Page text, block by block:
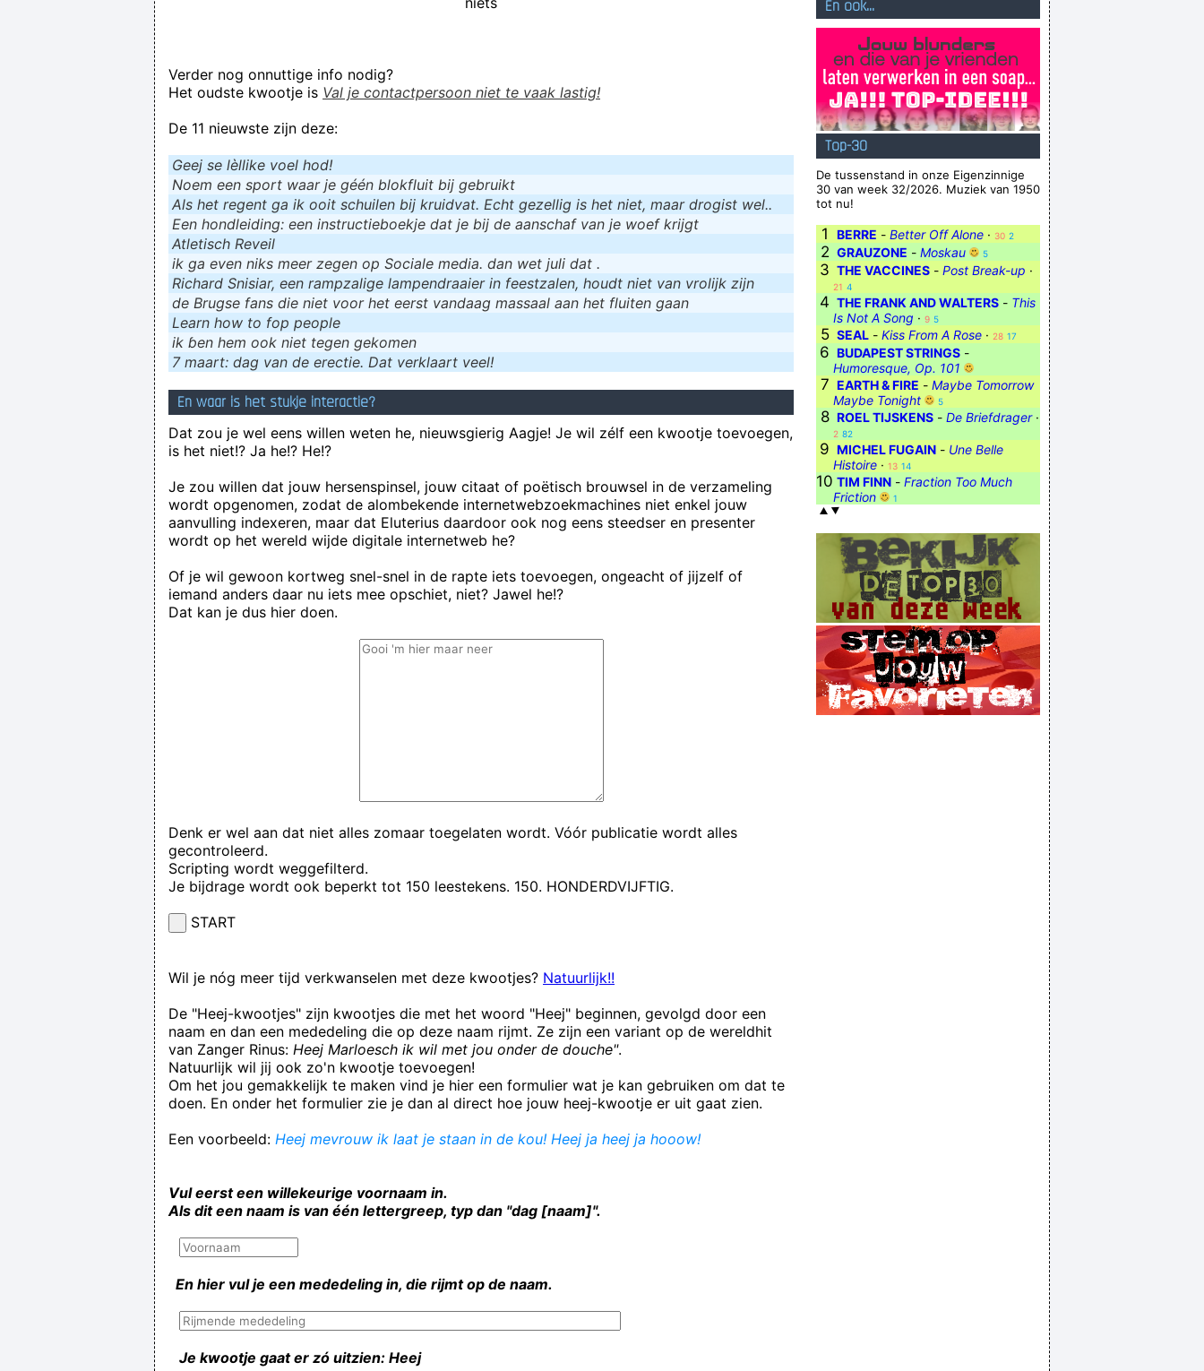
Verder nog onnuttige info nodig?
Het oudste kwootje is Val je contactpersoon niet te vaak lastig!
De 11 nieuwste zijn deze:
Geej se lèllike voel hod!
Noem een sport waar je géén blokfluit bij gebruikt
Als het regent ga ik ooit schuilen bij kruidvat. Echt gezellig is het niet, maar drogist wel..
Een hondleiding: een instructieboekje dat je bij de aanschaf van je woef krijgt
Atletisch Reveil
ik ga even niks meer zegen op Sociale media. dan wet juli dat .
Richard Snisiar, een rampzalige lampendraaier in feestzalen, houdt niet van vrolijk zijn
de Brugse fans die niet voor het eerst vandaag massaal aan het fluiten gaan
Learn how to fop people
ik ɓen hem ook niet tegen gekomen
7 maart: dag van de erectie. Dat verklaart veel!
En waar is het stukje interactie?
Dat zou je wel eens willen weten he, nieuwsgierig Aagje! Je wil zélf een kwootje toevoegen,
is het niet!? Ja he!? He!?
Je zou willen dat jouw hersenspinsel, jouw citaat of poëtisch brouwsel in de verzameling
wordt opgenomen, zodat de alombekende internetwebzoekmachines niet enkel jouw
aanvulling indexeren, maar dat Eluterius daardoor ook nog eens steedser en presenter
wordt op het wereld wijde digitale internetweb he?
Of je wil gewoon kortweg snel-snel in de rapte iets toevoegen, ongeacht of jijzelf of
iemand anders daar nu iets mee opschiet, niet? Jawel he!?
Dat kan je dus hier doen.
Denk er wel aan dat niet alles zomaar toegelaten wordt. Vóór publicatie wordt alles
gecontroleerd.
Scripting wordt weggefilterd.
Je bijdrage wordt ook beperkt tot 150 leestekens. 150. HONDERDVIJFTIG.
START
Wil je nóg meer tijd verkwanselen met deze kwootjes? Natuurlijk!!
De "Heej-kwootjes" zijn kwootjes die met het woord "Heej" beginnen, gevolgd door een
naam en dan een mededeling die op deze naam rijmt. Ze zijn een variant op de wereldhit
van Zanger Rinus: Heej Marloesch ik wil met jou onder de douche".
Natuurlijk wil jij ook zo'n kwootje toevoegen!
Om het jou gemakkelijk te maken vind je hier een formulier wat je kan gebruiken om dat te
doen. En onder het formulier zie je dan al direct hoe jouw heej-kwootje er uit gaat zien.
Een voorbeeld: Heej mevrouw ik laat je staan in de kou! Heej ja heej ja hooow!
Vul eerst een willekeurige voornaam in.
Als dit een naam is van één lettergreep, typ dan "dag [naam]".
En hier vul je een mededeling in, die rijmt op de naam.
Je kwootje gaat er zó uitzien: Heej
En ook...
Top-30
De tussenstand in onze Eigenzinnige
30 van week 32/2026. Muziek van 1950
tot nu!
1 BERRE - Better Off Alone · 30 2
2 GRAUZONE - Moskau 5
3 THE VACCINES - Post Break-up ·
21 4
4 THE FRANK AND WALTERS - This
Is Not A Song · 9 5
5 SEAL - Kiss From A Rose · 28 17
6 BUDAPEST STRINGS -
Humoresque, Op. 101
7 EARTH & FIRE - Maybe Tomorrow
Maybe Tonight
5
8 ROEL TIJSKENS - De Briefdrager·
2 82
9 MICHEL FUGAIN - Une Belle
Histoire · 13 14
10 TIM FINN - Fraction Too Much
Friction
1